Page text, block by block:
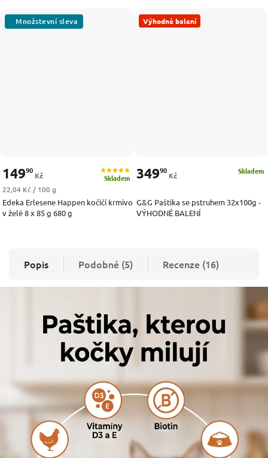
Edeka Erlesene Happen kočičí krmivo
v želé 8 x 85 g 680 g
Skladem
14990
Kč
Měrná cena:
22,04 Kč / 100 g
Výhodné balení
G&G Paštika se pstruhem 32x100g -
VÝHODNÉ BALENÍ
Skladem
34990
Kč
Popis Podobné (5) Recenze (16)